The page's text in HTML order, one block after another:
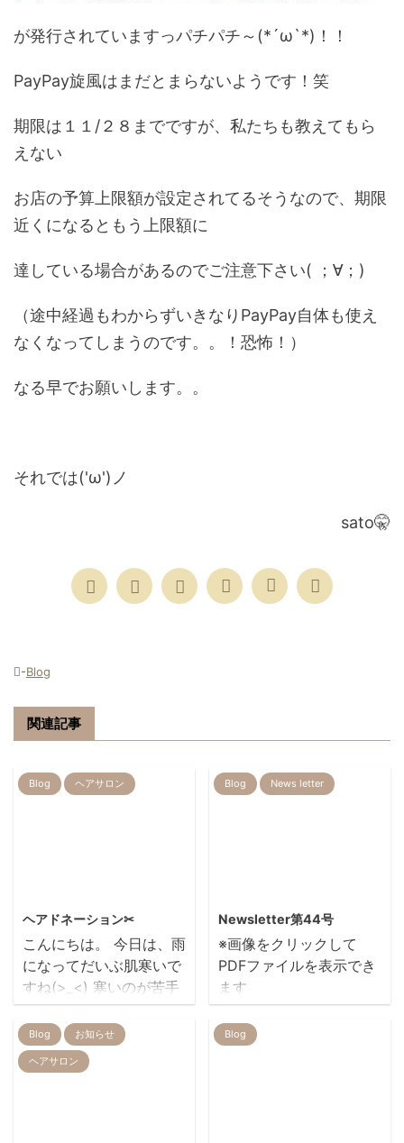
が発行されていますっパチパチ～(*´ω`*)！！
PayPay旋風はまだとまらないようです！笑
期限は１１/２８までですが、私たちも教えてもら
えない
お店の予算上限額が設定されてるそうなので、期限
近くになるともう上限額に
達している場合があるのでご注意下さい( ；∀；)
（途中経過もわからずいきなりPayPay自体も使え
なくなってしまうのです。。！恐怖！）
なる早でお願いします。。
それでは('ω')ノ
sato🤫
-Blog
関連記事
Blog ヘアサロン
ヘアドネーション✂
こんにちは。 今日は、雨
になってだいぶ肌寒いで
すね(>_<) 寒いのが苦手
な中野は、春が待ち遠し
いです・・・🌸 今月は、
卒業式なども多く新社会
人の方や、卒入学など 新
Blog News letter
Newsletter第44号
※画像をクリックして
PDFファイルを表示でき
ます
Blog お知らせ
ヘアサロン
Blog